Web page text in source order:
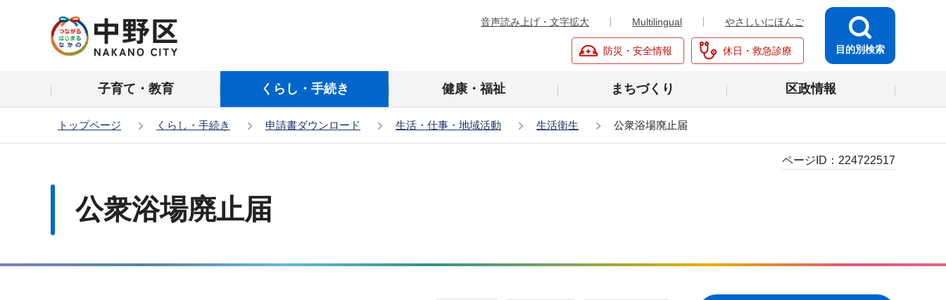
の
頭
音声読み上げ・文字拡大 Multilingual やさしいにほんご
防災・安全情報 休日・救急診療 目的別検索
子育て・教育 くらし・手続き 健康・福祉 まちづくり 区政情報
トップページ くらし・手続き 申請書ダウンロード 生活・仕事・地域活動 生活衛生 公衆浴場廃止届
公衆浴場廃止届
ページID： 224722517